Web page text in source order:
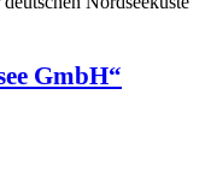
GmbH“